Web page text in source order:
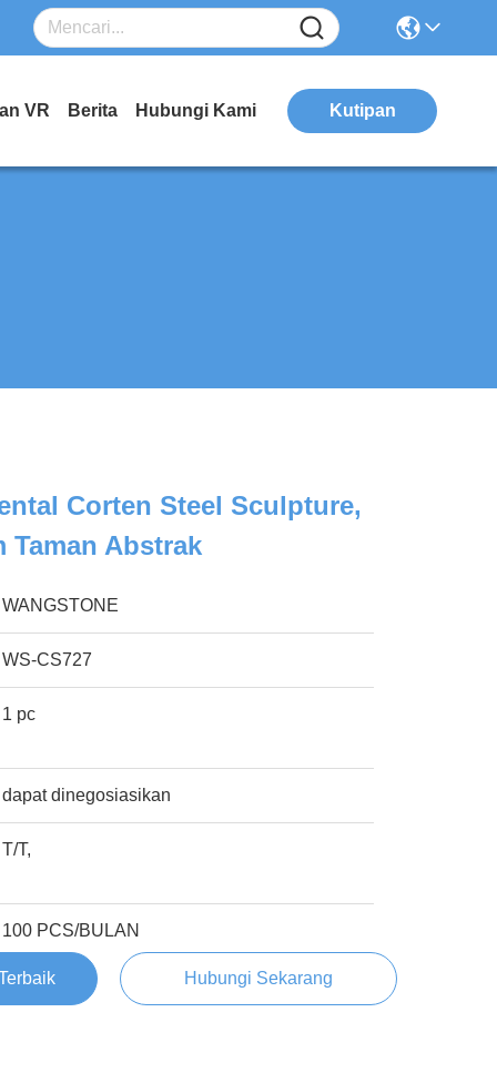
VR Berita Hubungi Kami Kutipan
Corten Steel Sculpture,
Taman Abstrak
WANGSTONE
WS-CS727
1 pc
dapat dinegosiasikan
T/T,
100 PCS/BULAN
Hubungi Sekarang